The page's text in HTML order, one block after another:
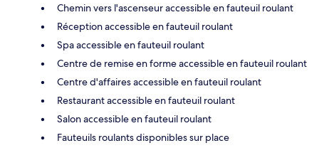
Chemin vers l'ascenseur accessible en fauteuil roulant
Réception accessible en fauteuil roulant
Spa accessible en fauteuil roulant
Centre de remise en forme accessible en fauteuil roulant
Centre d'affaires accessible en fauteuil roulant
Restaurant accessible en fauteuil roulant
Salon accessible en fauteuil roulant
Fauteuils roulants disponibles sur place